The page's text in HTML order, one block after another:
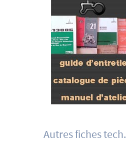
Autres fiches tech.